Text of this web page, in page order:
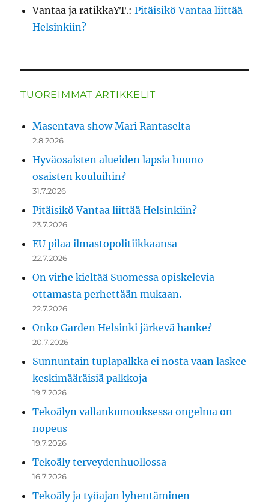
Vantaa ja ratikkaYT.:Pitäisikö Vantaa liittää
Helsinkiin?
TUOREIMMAT ARTIKKELIT
Masentava show Mari Rantaselta
2.8.2026
Hyväosaisten alueiden lapsia huono-
osaisten kouluihin?
31.7.2026
Pitäisikö Vantaa liittää Helsinkiin?
23.7.2026
EU pilaa ilmastopolitiikkaansa
22.7.2026
On virhe kieltää Suomessa opiskelevia
ottamasta perhettään mukaan.
22.7.2026
Onko Garden Helsinki järkevä hanke?
20.7.2026
Sunnuntain tuplapalkka ei nosta vaan laskee
keskimääräisiä palkkoja
19.7.2026
Tekoälyn vallankumouksessa ongelma on
nopeus
19.7.2026
Tekoäly terveydenhuollossa
16.7.2026
Tekoäly ja työajan lyhentäminen